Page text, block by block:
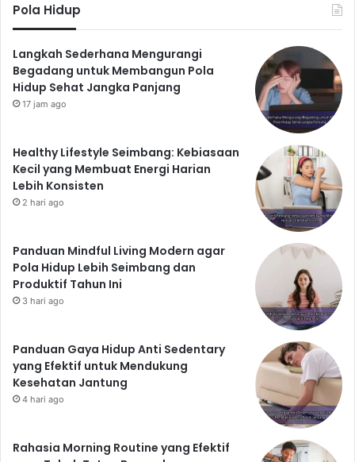
Pola Hidup
Langkah Sederhana Mengurangi
Begadang untuk Membangun Pola
Hidup Sehat Jangka Panjang
17 jam ago
Healthy Lifestyle Seimbang: Kebiasaan
Kecil yang Membuat Energi Harian
Lebih Konsisten
2 hari ago
Panduan Mindful Living Modern agar
Pola Hidup Lebih Seimbang dan
Produktif Tahun Ini
3 hari ago
Panduan Gaya Hidup Anti Sedentary
yang Efektif untuk Mendukung
Kesehatan Jantung
4 hari ago
Rahasia Morning Routine yang Efektif